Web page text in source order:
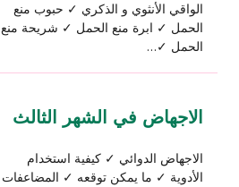
الواقي الأنثوي و الذكري ✓ حبوب منع
الحمل ✓ ابرة منع الحمل ✓ شريحة منع
الحمل ✓…
الاجهاض في الشهر الثالث
الاجهاض الدوائي ✓ كيفية استخدام
الأدوية ✓ ما يمكن توقعه ✓ المضاعفات